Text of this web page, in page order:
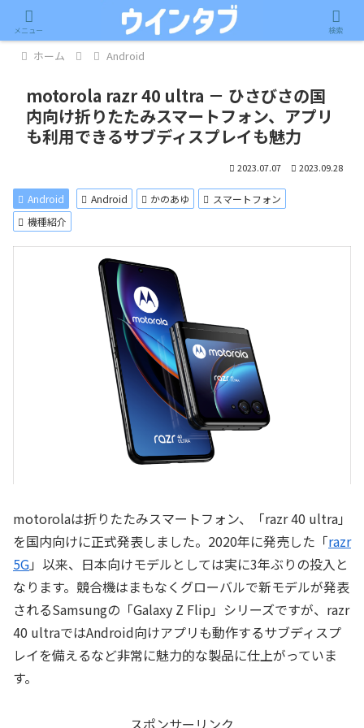
記事内に広告が含まれています。
ホーム Android
motorola razr 40 ultra － ひさびさの国
内向け折りたたみスマートフォン、アプリ
も利用できるサブディスプレイも魅力
2023.07.07 2023.09.28
Android Android かのあゆ
スマートフォン
機種紹介
motorolaは折りたたみスマートフォン、「razr 40 ultra」
を国内向けに正式発表しました。2020年に発売した「razr
5G」以来、日本向けモデルとしては実に3年ぶりの投入と
なります。競合機はまもなくグローバルで新モデルが発表
されるSamsungの「Galaxy Z Flip」シリーズですが、razr
40 ultraではAndroid向けアプリも動作するサブディスプ
レイを備えるなど非常に魅力的な製品に仕上がっていま
す。
スポンサーリンク
メニュー 検索